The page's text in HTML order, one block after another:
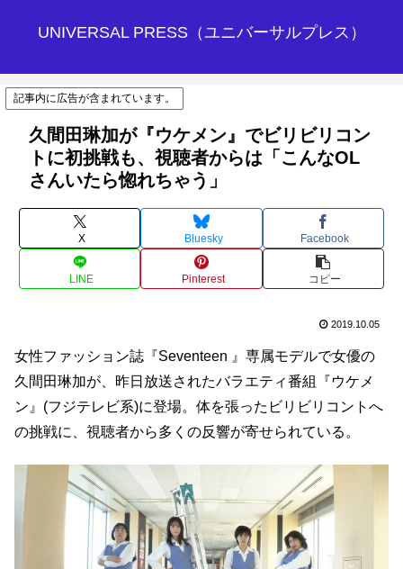
UNIVERSAL PRESS（ユニバーサルプレス）
記事内に広告が含まれています。
久間田琳加が『ウケメン』でビリビリコン
トに初挑戦も、視聴者からは「こんなOL
さんいたら惚れちゃう」
X Bluesky Facebook
LINE Pinterest コピー
2019.10.05
女性ファッション誌『Seventeen 』専属モデルで女優の
久間田琳加が、昨日放送されたバラエティ番組『ウケメ
ン』(フジテレビ系)に登場。体を張ったビリビリコントへ
の挑戦に、視聴者から多くの反響が寄せられている。